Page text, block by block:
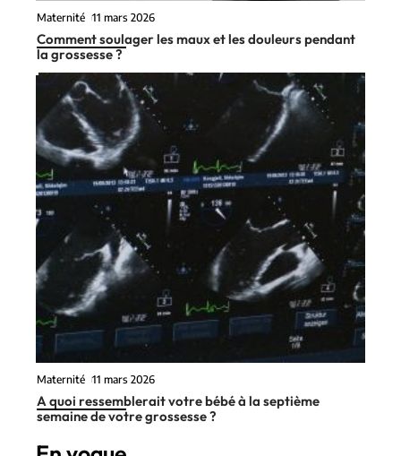
Maternité 11 mars 2026
Comment soulager les maux et les douleurs pendant
la grossesse ?
Maternité 11 mars 2026
A quoi ressemblerait votre bébé à la septième
semaine de votre grossesse ?